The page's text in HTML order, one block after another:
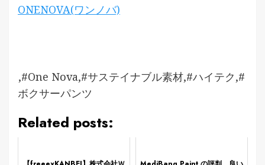
ONENOVA(ワンノバ)
,#One Nova,#サステイナブル素材,#ハイテク,#
ボクサーパンツ
Related posts: